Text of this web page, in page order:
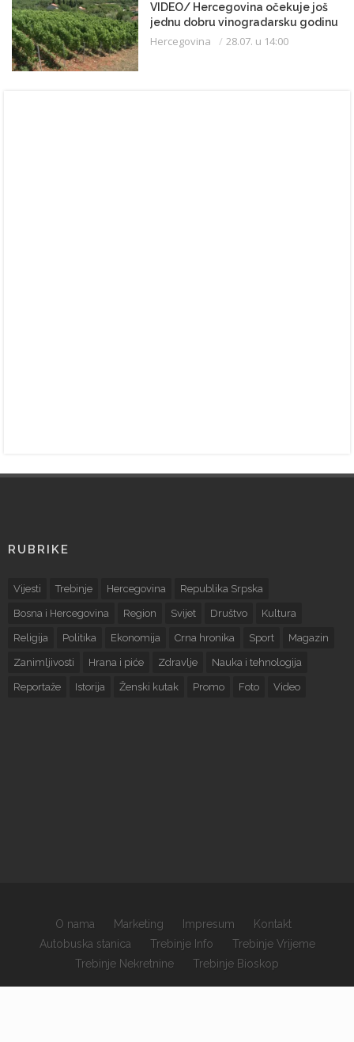
VIDEO/ Hercegovina očekuje još
jednu dobru vinogradarsku godinu
Hercegovina 28.07. u 14:00
×
RUBRIKE
Vijesti Trebinje Hercegovina Republika Srpska
Bosna i Hercegovina Region Svijet Društvo Kultura
Religija Politika Ekonomija Crna hronika Sport Magazin
Zanimljivosti Hrana i piće Zdravlje Nauka i tehnologija
Reportaže Istorija Ženski kutak Promo Foto Video
O nama Marketing Impresum
Kontakt
Autobuska stanica
Trebinje Info
Trebinje Vrijeme
Trebinje Nekretnine
Trebinje Bioskop